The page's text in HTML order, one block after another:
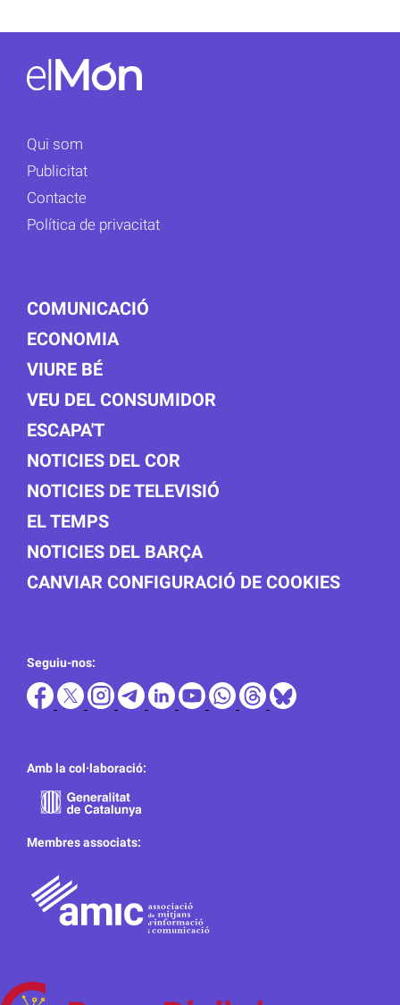
Qui som
Publicitat
Contacte
Política de privacitat
COMUNICACIÓ
ECONOMIA
VIURE BÉ
VEU DEL CONSUMIDOR
ESCAPA'T
NOTICIES DEL COR
NOTICIES DE TELEVISIÓ
EL TEMPS
NOTICIES DEL BARÇA
CANVIAR CONFIGURACIÓ DE COOKIES
Seguiu-nos:
Amb la col·laboració:
Membres associats: